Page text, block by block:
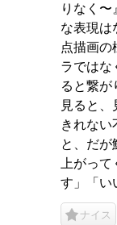
りなく
な表現は
点描画の
ラではな
ると繋が
見ると
きれない
と、だが
上がっ
す」「い
ナイス